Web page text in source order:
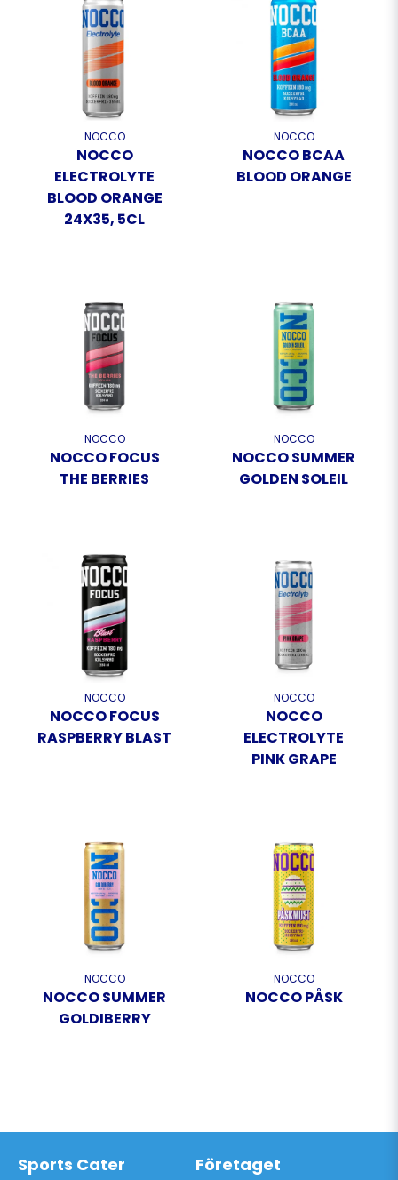
NOCCO
NOCCO
ELECTROLYTE
BLOOD ORANGE
24X35, 5CL
NOCCO
NOCCO BCAA
BLOOD ORANGE
NOCCO
NOCCO FOCUS
THE BERRIES
NOCCO
NOCCO SUMMER
GOLDEN SOLEIL
NOCCO
NOCCO FOCUS
RASPBERRY BLAST
NOCCO
NOCCO
ELECTROLYTE
PINK GRAPE
NOCCO
NOCCO SUMMER
GOLDIBERRY
NOCCO
NOCCO PÅSK
Sports Cater
Företaget